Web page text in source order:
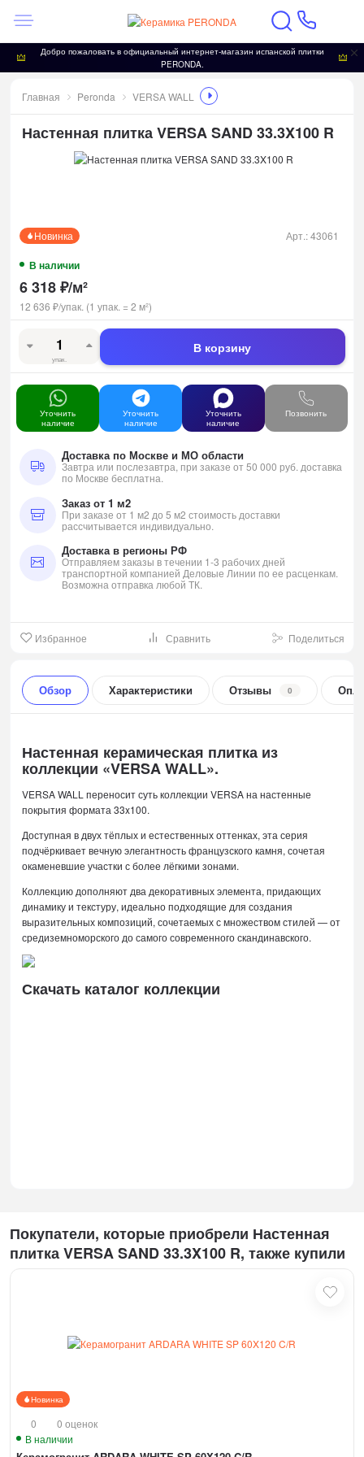
Добро пожаловать в официальный интернет-магазин испанской плитки
PERONDA.
Главная Peronda VERSA WALL
Настенная плитка VERSA SAND 33.3X100 R
Новинка Арт.:43061
В наличии
6 318₽/м²
12 636 ₽/упак. (1 упак. = 2 м²)
упак.
В корзину
Уточнить
наличие
Уточнить
наличие
Уточнить
наличие
Позвонить
Доставка по Москве и МО области
Завтра или послезавтра, при заказе от 50 000 руб. доставка
по Москве бесплатна.
Заказ от 1 м2
При заказе от 1 м2 до 5 м2 стоимость доставки
рассчитывается индивидуально.
Доставка в регионы РФ
Отправляем заказы в течении 1-3 рабочих дней
транспортной компанией Деловые Линии по ее расценкам.
Возможна отправка любой ТК.
Избранное Сравнить Поделиться
Обзор Характеристики Отзывы 0
Настенная керамическая плитка из
коллекции «VERSA WALL».
VERSA WALL переносит суть коллекции VERSA на настенные
покрытия формата 33x100.
Доступная в двух тёплых и естественных оттенках, эта серия
подчёркивает вечную элегантность французского камня, сочетая
окаменевшие участки с более лёгкими зонами.
Коллекцию дополняют два декоративных элемента, придающих
динамику и текстуру, идеально подходящие для создания
выразительных композиций, сочетаемых с множеством стилей — от
средиземноморского до самого современного скандинавского.
Скачать каталог коллекции
Покупатели, которые приобрели Настенная
плитка VERSA SAND 33.3X100 R, также купили
Новинка
0
0 оценок
В наличии